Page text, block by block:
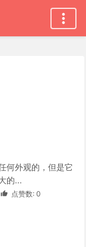
何外观的，但是它
的...
点赞数: 0